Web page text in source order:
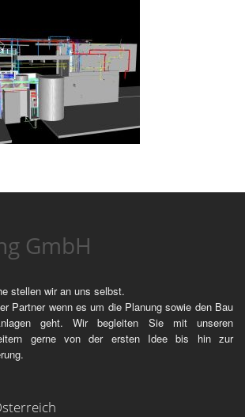
GmbH
stellen wir an uns selbst.
Partner wenn es um die Planung sowie den Bau
geht. Wir begleiten Sie mit unseren
gerne von der ersten Idee bis hin zur